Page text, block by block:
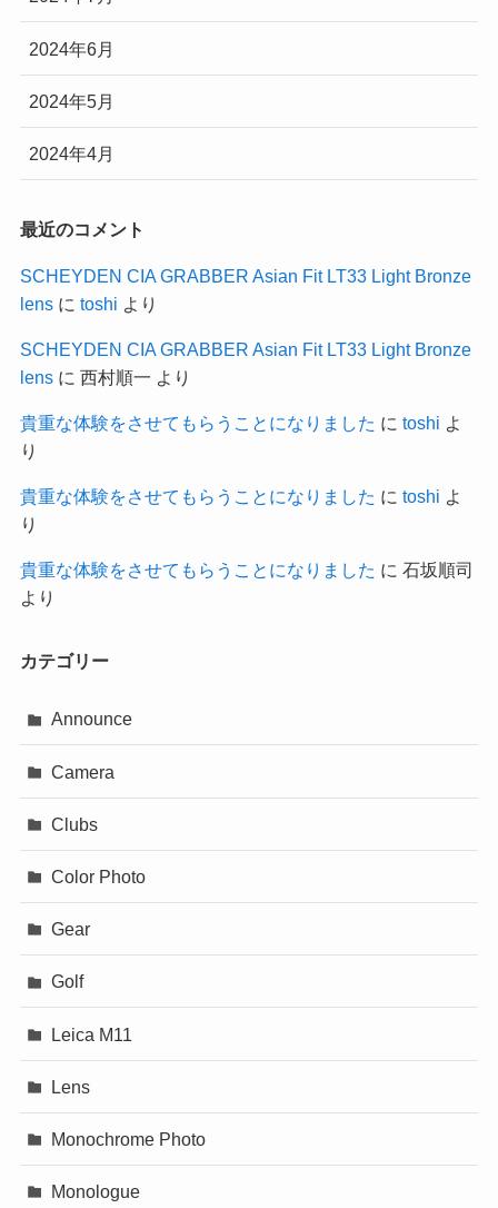
2024年6月
2024年5月
2024年4月
最近のコメント
SCHEYDEN CIA GRABBER Asian Fit LT33 Light Bronze
lensに toshi より
SCHEYDEN CIA GRABBER Asian Fit LT33 Light Bronze
lensに 西村順一 より
貴重な体験をさせてもらうことになりました に toshi よ
り
貴重な体験をさせてもらうことになりました に toshi よ
り
貴重な体験をさせてもらうことになりました に 石坂順司
より
カテゴリー
Announce
Camera
Clubs
Color Photo
Gear
Golf
Leica M11
Lens
Monochrome Photo
Monologue